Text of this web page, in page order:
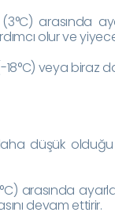
(3°C) arasında
olur ve
(-18°C) veya
düşük olduğu
arasında
devam ettirir.